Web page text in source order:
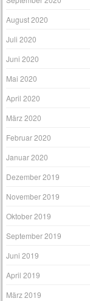
August 2020
Juli 2020
Juni 2020
Mai 2020
April 2020
März 2020
Februar 2020
Januar 2020
Dezember 2019
November 2019
Oktober 2019
September 2019
Juni 2019
April 2019
März 2019